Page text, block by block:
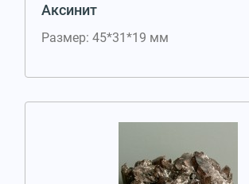
Аксинит
Размер: 45*31*19 мм